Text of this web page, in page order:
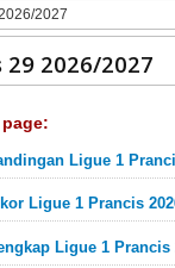
2027
2026/2027
Ligue 1
Ligue 1 Prancis
Ligue 1 Prancis